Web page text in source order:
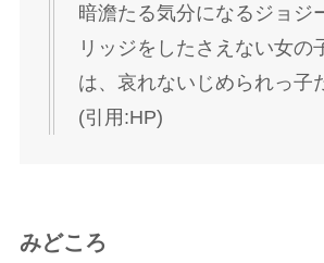
暗澹たる気分になるジョジ
リッジをしたさえない女の
は、哀れないじめられっ子
(引用:HP)
みどころ